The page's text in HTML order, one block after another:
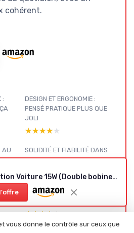
cohérent.
:
DESIGN ET ERGONOMIE :
PENSÉ PRATIQUE PLUS QUE
JOLI
★★★★★
★★★★★
AU
SOLIDITÉ ET FIABILITÉ DANS
LE TEMPS
★★★★★
★★★★★
CE QUE PROPOSE VRAIMENT
CE JOYROOM 15W QI
★★★★★
★★★★★
Chargeur Induction Voiture 15W (Double bobine, Serrage auto)
vous donne le contrôle sur ceux que